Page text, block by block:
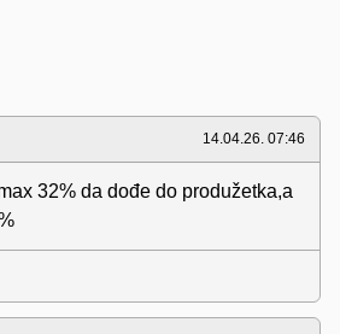
14.04.26. 07:46
32% da dođe do produžetka,a